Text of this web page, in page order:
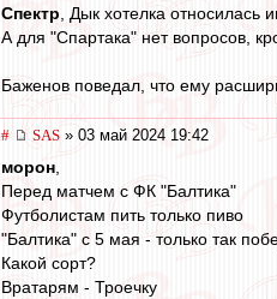
Спектр , Дык хотелка относилась
А для "Спартака" нет вопросов,
Баженов поведал, что ему
# SAS » 03 май 2024 19:42
морон
Перед матчем с ФК "Балтика"
Футболистам пить только пиво
"Балтика" с 5 мая - только так
Какой сорт?
Вратарям - Троечку